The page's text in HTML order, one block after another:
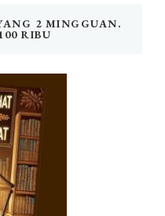
2 MINGGUAN.
RIBU